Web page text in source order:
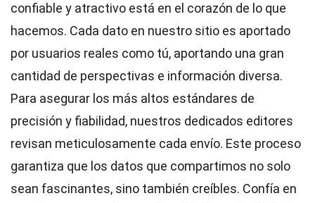
confiable y atractivo está en el corazón de lo que
hacemos. Cada dato en nuestro sitio es aportado
por usuarios reales como tú, aportando una gran
cantidad de perspectivas e información diversa.
Para asegurar los más altos estándares de
precisión y fiabilidad, nuestros dedicados editores
revisan meticulosamente cada envío. Este proceso
garantiza que los datos que compartimos no solo
sean fascinantes, sino también creíbles. Confía en